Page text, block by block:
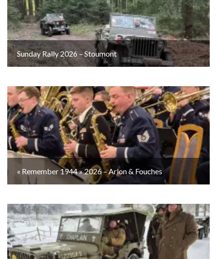
Sunday Rally 2026 – Stoumont
« Remember 1944 » 2026 – Arlon & Fouches